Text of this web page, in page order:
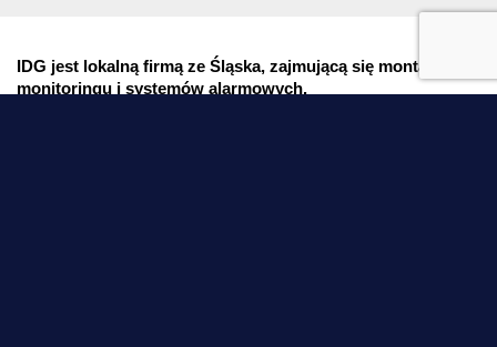
IDG jest lokalną firmą ze Śląska, zajmującą się montażem
monitoringu i systemów alarmowych.